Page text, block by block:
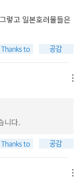
렇고 일본호러물들은
니다.